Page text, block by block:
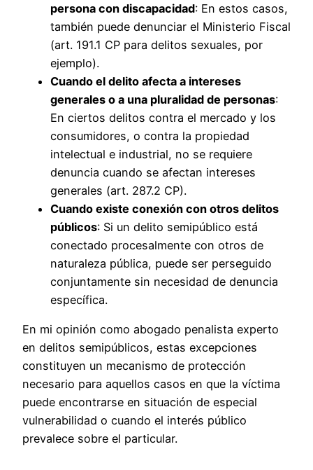
persona con discapacidad: En estos casos,
también puede denunciar el Ministerio Fiscal
(art. 191.1 CP para delitos sexuales, por
ejemplo).
Cuando el delito afecta a intereses
generales o a una pluralidad de personas:
En ciertos delitos contra el mercado y los
consumidores, o contra la propiedad
intelectual e industrial, no se requiere
denuncia cuando se afectan intereses
generales (art. 287.2 CP).
Cuando existe conexión con otros delitos
públicos: Si un delito semipúblico está
conectado procesalmente con otros de
naturaleza pública, puede ser perseguido
conjuntamente sin necesidad de denuncia
específica.
En mi opinión como abogado penalista experto
en delitos semipúblicos, estas excepciones
constituyen un mecanismo de protección
necesario para aquellos casos en que la víctima
puede encontrarse en situación de especial
vulnerabilidad o cuando el interés público
prevalece sobre el particular.